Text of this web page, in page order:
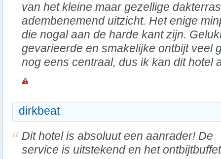
van het kleine maar gezellige
adembenemend uitzicht. Het enige
die nogal aan de harde kant zijn.
gevarieerde en smakelijke ontbijt veel
nog eens centraal, dus ik kan dit hotel
dirkbeat
Dit hotel is absoluut een aanrader! De
service is uitstekend en het